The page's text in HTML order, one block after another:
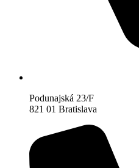
Podunajská 23/F
821 01 Bratislava